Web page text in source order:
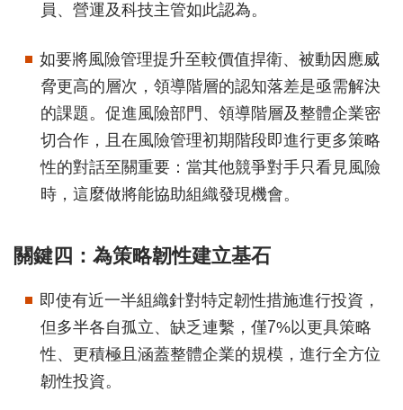
員、營運及科技主管如此認為。
如要將風險管理提升至較價值捍衛、被動因應威
脅更高的層次，領導階層的認知落差是亟需解決
的課題。促進風險部門、領導階層及整體企業密
切合作，且在風險管理初期階段即進行更多策略
性的對話至關重要：當其他競爭對手只看見風險
時，這麼做將能協助組織發現機會。
關鍵四：為策略韌性建立基石
即使有近一半組織針對特定韌性措施進行投資，
但多半各自孤立、缺乏連繫，僅7%以更具策略
性、更積極且涵蓋整體企業的規模，進行全方位
韌性投資。